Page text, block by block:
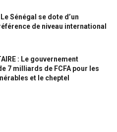
Le Sénégal se dote d’un
de niveau international
: Le gouvernement
7 milliards de FCFA pour les
et le cheptel